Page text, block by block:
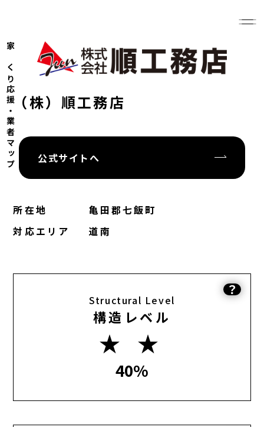
家づくり応援・業者マップ（株）順工務店
公式サイトへ
所在地
⻲⽥郡七飯町
対応エリア
道南
Structural Level
構造レベル
★ ★
40%
？